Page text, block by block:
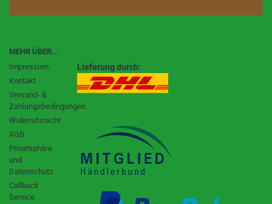
MEHR ÜBER...
Impressum
Kontakt
Versand- &
Zahlungsbedingungen
Widerrufsrecht
AGB
Privatsphäre
und
Datenschutz
Callback
Service
Lieferung durch: